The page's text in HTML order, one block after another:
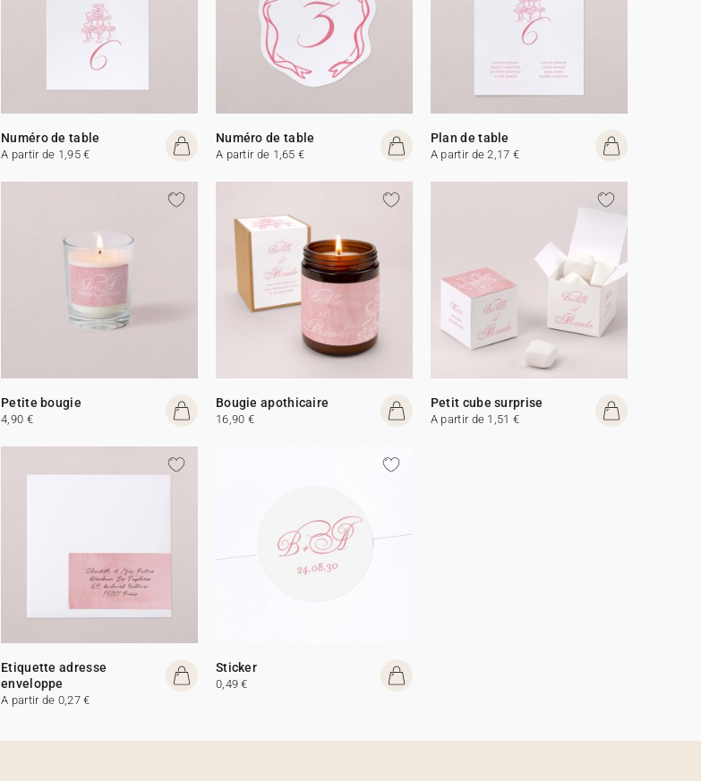
Numéro de table
A partir de 1,95 €
Numéro de table
A partir de 1,65 €
Plan de table
A partir de 2,17 €
Petite bougie
4,90 €
Bougie apothicaire
16,90 €
Petit cube surprise
A partir de 1,51 €
Etiquette adresse
enveloppe
A partir de 0,27 €
Sticker
0,49 €